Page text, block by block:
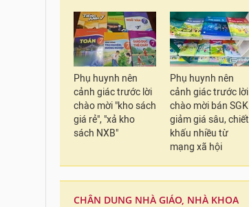
Phụ huynh nên
cảnh giác trước lời
chào mời "kho sách
giá rẻ", "xả kho
sách NXB"
Phụ huynh nên
cảnh giác trước lời
chào mời bán SGK
giảm giá sâu, chiết
khấu nhiều từ
mạng xã hội
CHÂN DUNG NHÀ GIÁO, NHÀ KHOA